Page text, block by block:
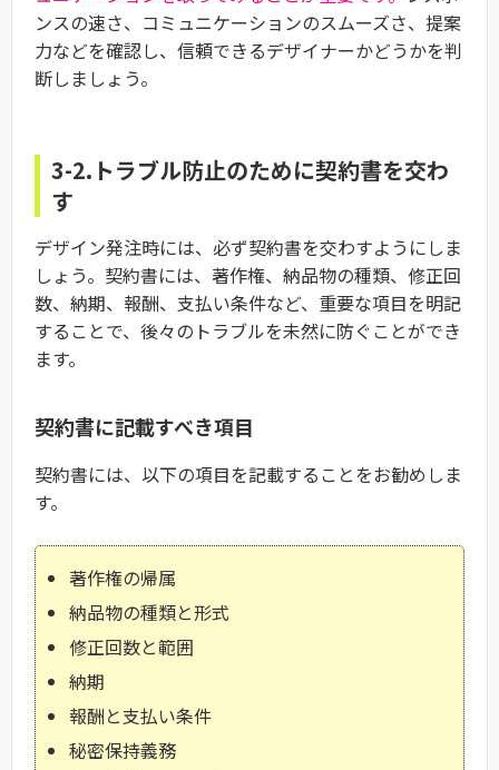
ンスの速さ、コミュニケーションのスムーズさ、提案
力などを確認し、信頼できるデザイナーかどうかを判
断しましょう。
3-2.トラブル防止のために契約書を交わ
す
デザイン発注時には、必ず契約書を交わすようにしま
しょう。契約書には、著作権、納品物の種類、修正回
数、納期、報酬、支払い条件など、重要な項目を明記
することで、後々のトラブルを未然に防ぐことができ
ます。
契約書に記載すべき項目
契約書には、以下の項目を記載することをお勧めしま
す。
著作権の帰属
納品物の種類と形式
修正回数と範囲
納期
報酬と支払い条件
秘密保持義務